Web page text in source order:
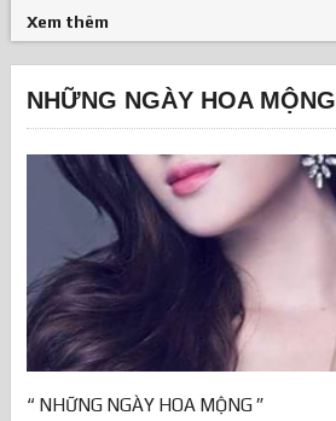
Xem thêm
NHỮNG NGÀY HOA MỘNG
“ NHỮNG NGÀY HOA MỘNG ”